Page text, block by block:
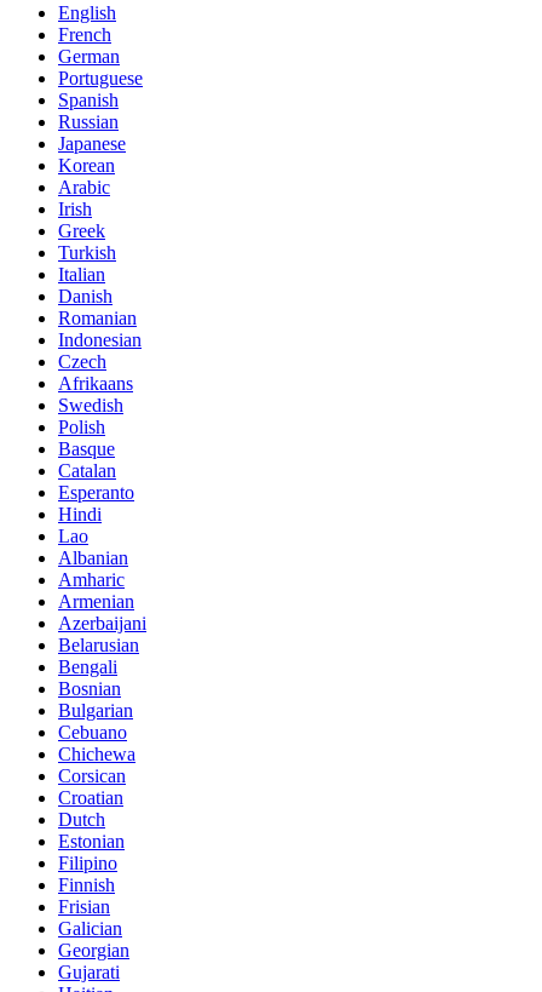
English
French
German
Portuguese
Spanish
Russian
Japanese
Korean
Arabic
Irish
Greek
Turkish
Italian
Danish
Romanian
Indonesian
Czech
Afrikaans
Swedish
Polish
Basque
Catalan
Esperanto
Hindi
Lao
Albanian
Amharic
Armenian
Azerbaijani
Belarusian
Bengali
Bosnian
Bulgarian
Cebuano
Chichewa
Corsican
Croatian
Dutch
Estonian
Filipino
Finnish
Frisian
Galician
Georgian
Gujarati